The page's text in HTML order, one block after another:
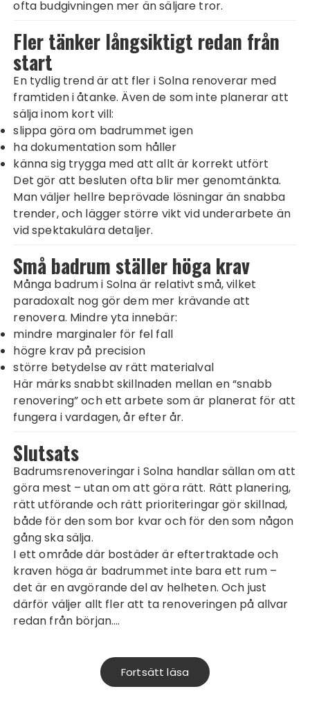
ofta budgivningen mer än säljare tror.
Fler tänker långsiktigt redan från
start
En tydlig trend är att fler i Solna renoverar med
framtiden i åtanke. Även de som inte planerar att
sälja inom kort vill:
slippa göra om badrummet igen
ha dokumentation som håller
känna sig trygga med att allt är korrekt utfört
Det gör att besluten ofta blir mer genomtänkta.
Man väljer hellre beprövade lösningar än snabba
trender, och lägger större vikt vid underarbete än
vid spektakulära detaljer.
Små badrum ställer höga krav
Många badrum i Solna är relativt små, vilket
paradoxalt nog gör dem mer krävande att
renovera. Mindre yta innebär:
mindre marginaler för fel fall
högre krav på precision
större betydelse av rätt materialval
Här märks snabbt skillnaden mellan en “snabb
renovering” och ett arbete som är planerat för att
fungera i vardagen, år efter år.
Slutsats
Badrumsrenoveringar i Solna handlar sällan om att
göra mest – utan om att göra rätt. Rätt planering,
rätt utförande och rätt prioriteringar gör skillnad,
både för den som bor kvar och för den som någon
gång ska sälja.
I ett område där bostäder är eftertraktade och
kraven höga är badrummet inte bara ett rum –
det är en avgörande del av helheten. Och just
därför väljer allt fler att ta renoveringen på allvar
redan från början.…
Fortsätt läsa